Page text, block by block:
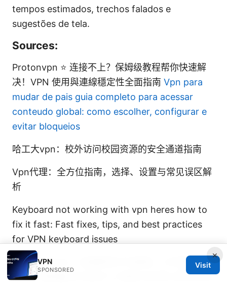
tempos estimados, trechos falados e
sugestões de tela.
Sources:
Protonvpn ⭐ 连接不上？保姆级教程帮你快速解
决！VPN 使用與連線穩定性全面指南 Vpn para
mudar de pais guia completo para acessar
conteudo global: como escolher, configurar e
evitar bloqueios
哈工大vpn：校外访问校园资源的安全通道指南
Vpn代理：全方位指南，选择、设置与常见误区解
析
Keyboard not working with vpn heres how to
fix it fast: Fast fixes, tips, and best practices
for VPN keyboard issues
Vpn是什么ptt：全面解读VPN基础、工作原理、
类型、选购要点以及在个人隐私与日常上网中的实
×
VPN
SPONSORED
Visit